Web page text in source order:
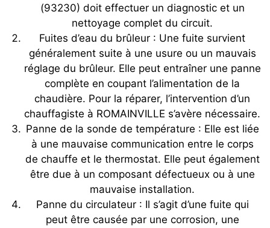
(93230) doit effectuer un diagnostic et un
nettoyage complet du circuit.
Fuites d’eau du brûleur : Une fuite survient
généralement suite à une usure ou un mauvais
réglage du brûleur. Elle peut entraîner une panne
complète en coupant l’alimentation de la
chaudière. Pour la réparer, l’intervention d’un
chauffagiste à ROMAINVILLE s’avère nécessaire.
Panne de la sonde de température : Elle est liée
à une mauvaise communication entre le corps
de chauffe et le thermostat. Elle peut également
être due à un composant défectueux ou à une
mauvaise installation.
Panne du circulateur : Il s’agit d’une fuite qui
peut être causée par une corrosion, une